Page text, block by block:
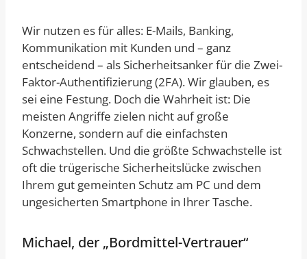
Wir nutzen es für alles: E-Mails, Banking,
Kommunikation mit Kunden und – ganz
entscheidend – als Sicherheitsanker für die Zwei-
Faktor-Authentifizierung (2FA). Wir glauben, es
sei eine Festung. Doch die Wahrheit ist: Die
meisten Angriffe zielen nicht auf große
Konzerne, sondern auf die einfachsten
Schwachstellen. Und die größte Schwachstelle ist
oft die trügerische Sicherheitslücke zwischen
Ihrem gut gemeinten Schutz am PC und dem
ungesicherten Smartphone in Ihrer Tasche.
Michael, der „Bordmittel-Vertrauer“